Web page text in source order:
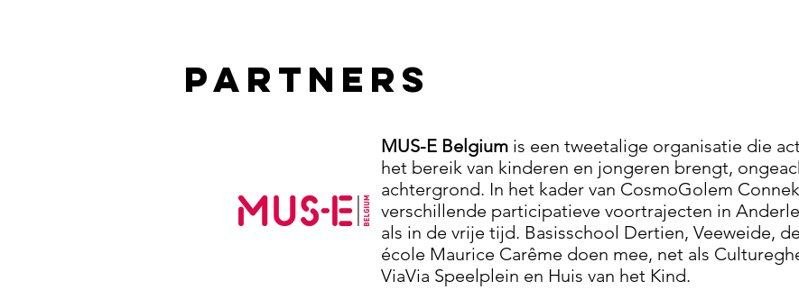
PARTNERS
MUS-E Belgium is een tweetalige organisatie die
het bereik van kinderen en jongeren brengt,
achtergrond. In het kader van CosmoGolem
verschillende participatieve voortrajecten in
als in de vrije tijd. Basisschool Dertien, Veeweide,
école Maurice Carême doen mee, net als
ViaVia Speelplein en Huis van het Kind.